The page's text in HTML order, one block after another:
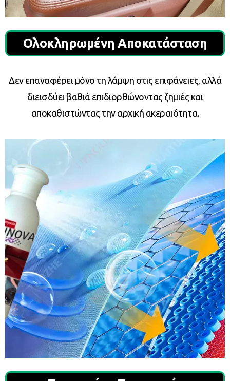
Ολοκληρωμένη Αποκατάσταση
Δεν επαναφέρει μόνο τη λάμψη στις επιφάνειες, αλλά
διεισδύει βαθιά επιδιορθώνοντας ζημιές και
αποκαθιστώντας την αρχική ακεραιότητα.